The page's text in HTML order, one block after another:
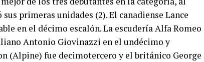
primeras unidades (2). El canadiense Lance
en el décimo escalón. La escudería Alfa Romeo
Antonio Giovinazzi en el undécimo y
(Alpine) fue decimotercero y el británico George